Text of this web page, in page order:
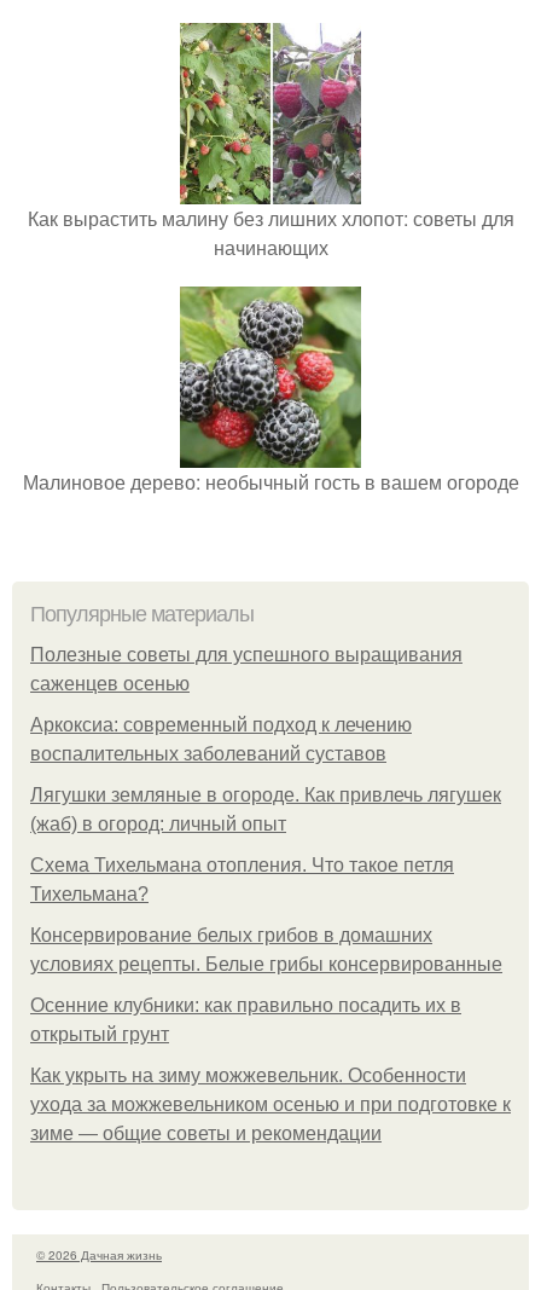
Как вырастить малину без лишних хлопот: советы для
начинающих
Малиновое дерево: необычный гость в вашем огороде
Популярные материалы
Полезные советы для успешного выращивания
саженцев осенью
Аркоксиа: современный подход к лечению
воспалительных заболеваний суставов
Лягушки земляные в огороде. Как привлечь лягушек
(жаб) в огород: личный опыт
Схема Тихельмана отопления. Что такое петля
Тихельмана?
Консервирование белых грибов в домашних
условиях рецепты. Белые грибы консервированные
Осенние клубники: как правильно посадить их в
открытый грунт
Как укрыть на зиму можжевельник. Особенности
ухода за можжевельником осенью и при подготовке к
зиме — общие советы и рекомендации
© 2026 Дачная жизнь